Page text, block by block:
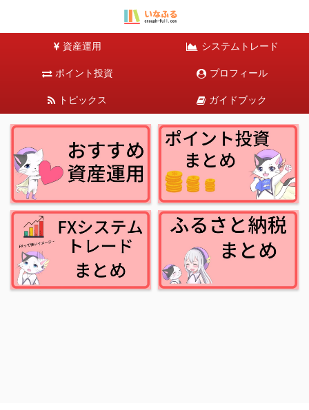
資産運用 システムトレード
ポイント投資 プロフィール
トピックス ガイドブック